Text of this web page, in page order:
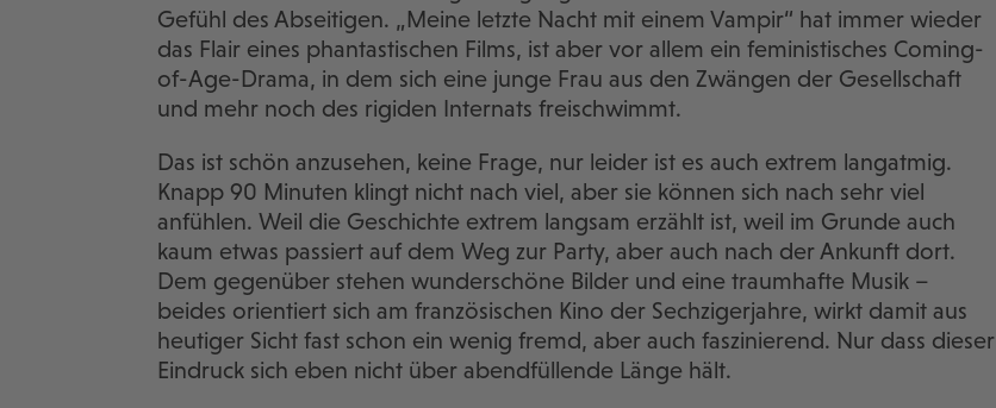
Gefühl des Abseitigen. „Meine letzte Nacht mit einem Vampir“ hat immer wieder
das Flair eines phantastischen Films, ist aber vor allem ein feministisches Coming-
of-Age-Drama, in dem sich eine junge Frau aus den Zwängen der Gesellschaft
und mehr noch des rigiden Internats freischwimmt.
Das ist schön anzusehen, keine Frage, nur leider ist es auch extrem langatmig.
Knapp 90 Minuten klingt nicht nach viel, aber sie können sich nach sehr viel
anfühlen. Weil die Geschichte extrem langsam erzählt ist, weil im Grunde auch
kaum etwas passiert auf dem Weg zur Party, aber auch nach der Ankunft dort.
Dem gegenüber stehen wunderschöne Bilder und eine traumhafte Musik –
beides orientiert sich am französischen Kino der Sechzigerjahre, wirkt damit aus
heutiger Sicht fast schon ein wenig fremd, aber auch faszinierend. Nur dass dieser
Eindruck sich eben nicht über abendfüllende Länge hält.